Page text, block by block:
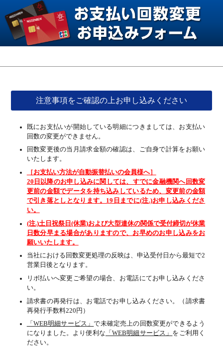
注意事項をご確認の上お申し込みください
既にお支払いが開始している明細につきましては、お支払い
回数の変更ができません。
回数変更後の当月請求金額の確認は、ご自身で計算をお願い
いたします。
［お支払い方法が自動振替払いの会員様へ］
20日以降のお申し込みに関しては、すでに金融機関へ回数変
更前の金額でデータを持ち込みしているため、変更前の金額
で引き落としとなります。19日までに(注.)お申し込みくださ
い。
(注.)土日祝祭日(休業)および大型連休の関係で受付締切が休業
日数分早まる場合がありますので、お早めのお申し込みをお
願いいたします。
当社における回数変更処理の反映は、申込受付日から最短で2
営業日後となります。
リボ払いへ変更ご希望の場合、お電話にてお申し込みくださ
い。
請求書の再発行は、お電話でお申し込みください。（請求書
再発行手数料220円）
「WEB明細サービス」で未確定売上の回数変更ができるよう
になりました。より便利な 「WEB明細サービス」 をご利用く
ださい。